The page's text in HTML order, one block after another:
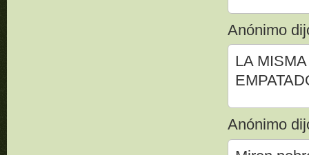
Anónimo
LA
Anónimo